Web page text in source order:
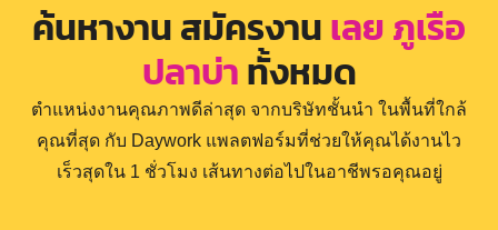
ค้นหางาน สมัครงานเลย ภูเรือ
ปลาบ่าทั้งหมด
ตำแหน่งงานคุณภาพดีล่าสุด จากบริษัทชั้นนำ ในพื้นที่ใกล้
คุณที่สุด กับ Daywork แพลตฟอร์มที่ช่วยให้คุณได้งานไว
เร็วสุดใน 1 ชั่วโมง เส้นทางต่อไปในอาชีพรอคุณอยู่